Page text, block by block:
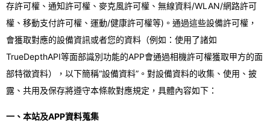
存許可權、通知許可權、麥克風許可權、無線資料/WLAN/網路許可
權、移動支付許可權、運動/健康許可權等)。通過這些設備許可權，
會獲取對應的設備資訊或者您的資料（例如：使用了諸如
TrueDepthAPI等面部識別功能的APP會通過相機許可權獲取甲方的面
部特徵資料），以下簡稱“設備資料”。對設備資料的收集、使用、披
露、共用及保存將遵守本條款對應規定，具體內容如下：
一、本站及APP資料蒐集